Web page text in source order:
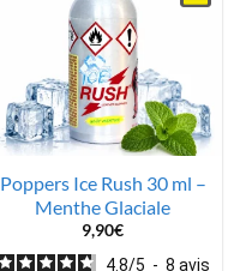
Poppers Ice Rush 30 ml –
Menthe Glaciale
9,90€
4.8/5 - 8 avis